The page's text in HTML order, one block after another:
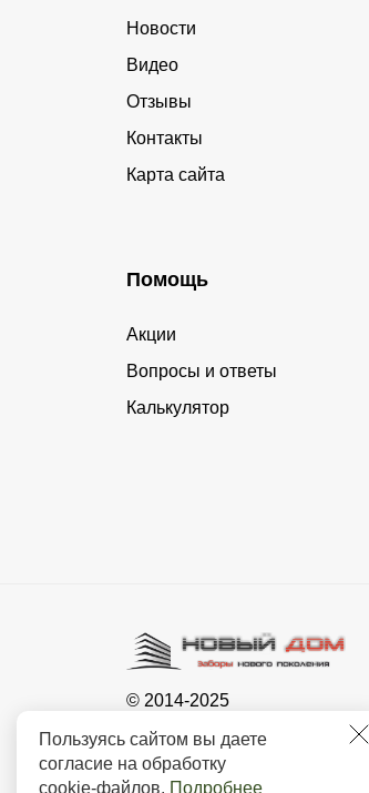
Пользуясь сайтом вы даете
согласие на обработку
cookie-файлов. Подробнее
Новости
Видео
Отзывы
Контакты
Карта сайта
Помощь
Акции
Вопросы и ответы
Калькулятор
© 2014-2025